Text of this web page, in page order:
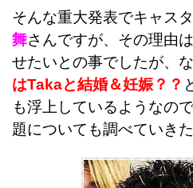
そんな重大発表でキャス
舞さんですが、その理由
せたいとの事でしたが、
はTakaと結婚＆妊娠？？
も浮上しているようなの
題についても調べていき